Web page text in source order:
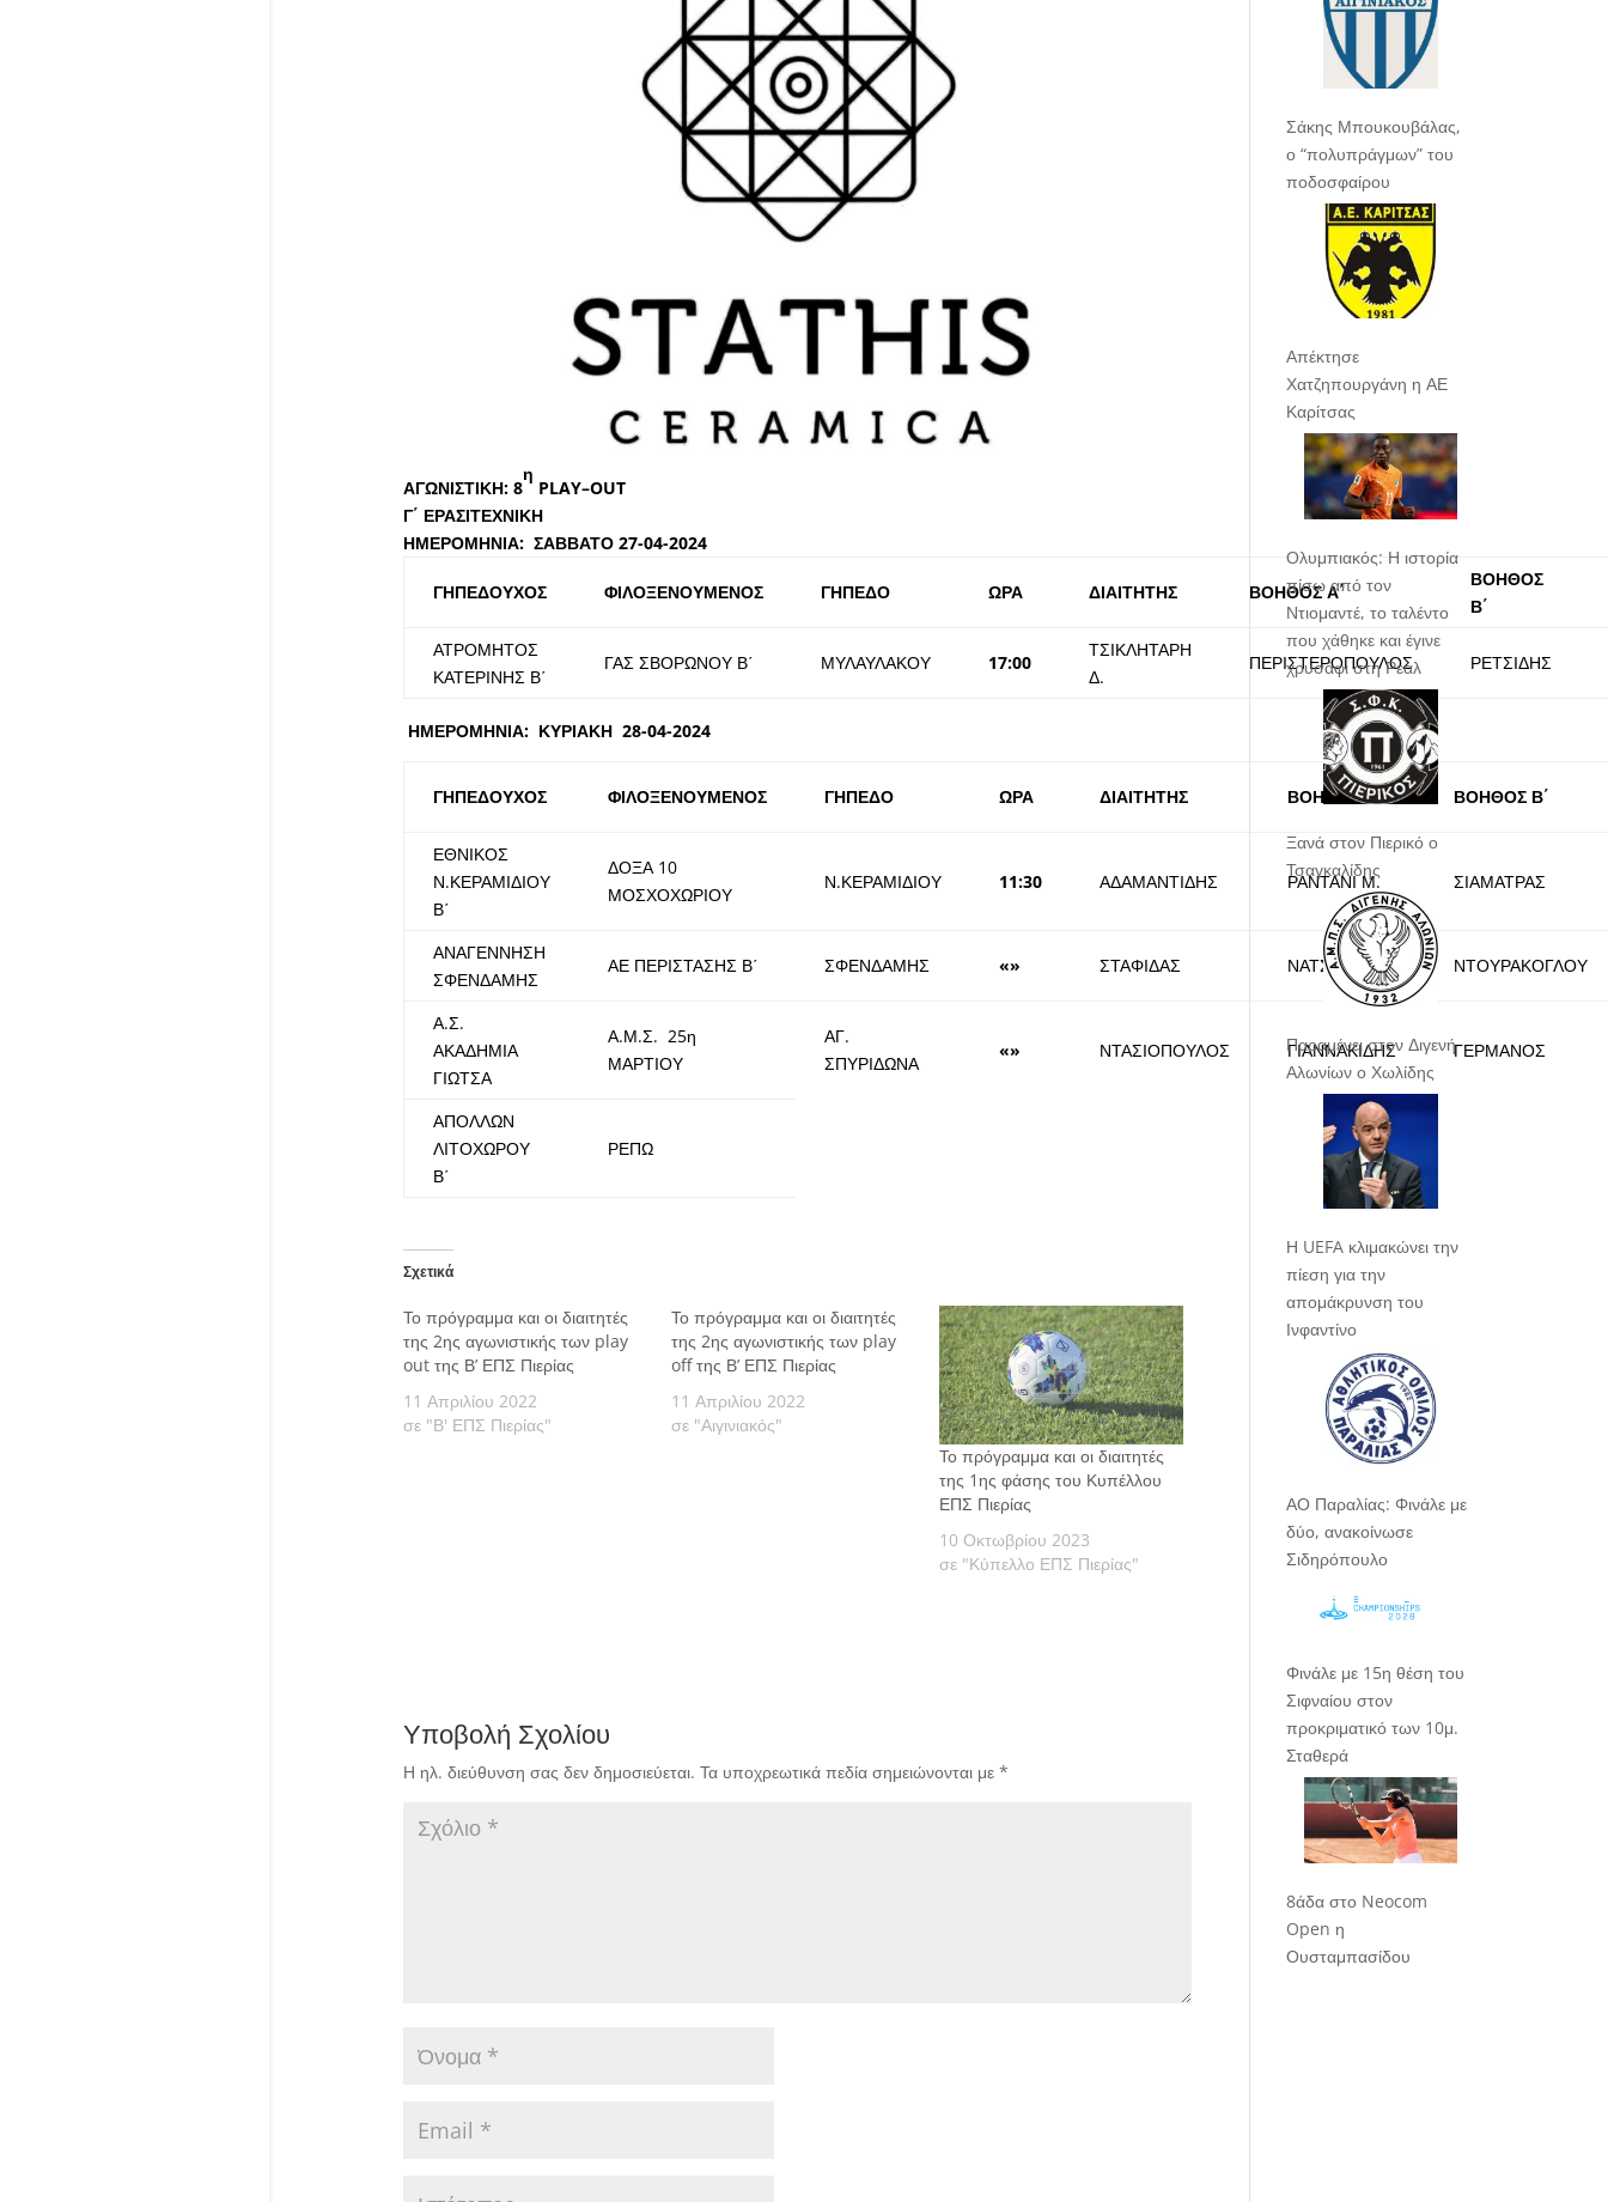
ΑΓΩΝΙΣΤΙΚΗ: 8
η
PLAY–OUT
Γ΄ ΕΡΑΣΙΤΕΧΝΙΚΗ
ΗΜΕΡΟΜΗΝΙΑ: ΣΑΒΒΑΤΟ 27-04-2024
ΓΗΠΕΔΟΥΧΟΣ ΦΙΛΟΞΕΝΟΥΜΕΝΟΣ ΓΗΠΕΔΟ ΩΡΑ ΔΙΑΙΤΗΤΗΣ ΒΟΗΘΟΣ Α΄
ΒΟΗΘΟΣ
Β΄
ΑΤΡΟΜΗΤΟΣ
ΚΑΤΕΡΙΝΗΣ Β΄
ΓΑΣ ΣΒΟΡΩΝΟΥ Β΄ ΜΥΛΑΥΛΑΚΟΥ 17:00
ΤΣΙΚΛΗΤΑΡΗ
Δ.
ΠΕΡΙΣΤΕΡΟΠΟΥΛΟΣ ΡΕΤΣΙΔΗΣ
ΗΜΕΡΟΜΗΝΙΑ: ΚΥΡΙΑΚΗ 28-04-2024
ΓΗΠΕΔΟΥΧΟΣ ΦΙΛΟΞΕΝΟΥΜΕΝΟΣ ΓΗΠΕΔΟ ΩΡΑ ΔΙΑΙΤΗΤΗΣ ΒΟΗΘΟΣ Α΄ ΒΟΗΘΟΣ Β΄
ΕΘΝΙΚΟΣ
Ν.ΚΕΡΑΜΙΔΙΟΥ
Β΄
ΔΟΞΑ 10
ΜΟΣΧΟΧΩΡΙΟΥ
Ν.ΚΕΡΑΜΙΔΙΟΥ 11:30 ΑΔΑΜΑΝΤΙΔΗΣ ΡΑΝΤΑΝΙ Μ. ΣΙΑΜΑΤΡΑΣ
ΑΝΑΓΕΝΝΗΣΗ
ΣΦΕΝΔΑΜΗΣ
ΑΕ ΠΕΡΙΣΤΑΣΗΣ Β΄ ΣΦΕΝΔΑΜΗΣ «» ΣΤΑΦΙΔΑΣ ΝΑΤΣΙΟΣ ΝΤΟΥΡΑΚΟΓΛΟΥ
Α.Σ.
ΑΚΑΔΗΜΙΑ
ΓΙΩΤΣΑ
Α.Μ.Σ. 25η
ΜΑΡΤΙΟΥ
ΑΓ.
ΣΠΥΡΙΔΩΝΑ
«» ΝΤΑΣΙΟΠΟΥΛΟΣ ΓΙΑΝΝΑΚΙΔΗΣ ΓΕΡΜΑΝΟΣ
ΑΠΟΛΛΩΝ
ΛΙΤΟΧΩΡΟΥ
Β΄
ΡΕΠΩ
Σχετικά
Το πρόγραμμα και οι διαιτητές
της 2ης αγωνιστικής των play
out της Β’ ΕΠΣ Πιερίας
11 Απριλίου 2022
σε "Β' ΕΠΣ Πιερίας"
Το πρόγραμμα και οι διαιτητές
της 2ης αγωνιστικής των play
off της Β’ ΕΠΣ Πιερίας
11 Απριλίου 2022
σε "Αιγινιακός"
Το πρόγραμμα και οι διαιτητές
της 1ης φάσης του Κυπέλλου
ΕΠΣ Πιερίας
10 Οκτωβρίου 2023
σε "Κύπελλο ΕΠΣ Πιερίας"
Υποβολή Σχολίου
Η ηλ. διεύθυνση σας δεν δημοσιεύεται. Τα υποχρεωτικά πεδία σημειώνονται με *
Σάκης Μπουκουβάλας,
ο “πολυπράγμων” του
ποδοσφαίρου
Απέκτησε
Χατζηπουργάνη η ΑΕ
Καρίτσας
Ολυμπιακός: Η ιστορία
πίσω από τον
Ντιομαντέ, το ταλέντο
που χάθηκε και έγινε
χρυσάφι στη Ρεάλ
Ξανά στον Πιερικό ο
Τσαγκαλίδης
Παραμένει στον Διγενή
Αλωνίων ο Χωλίδης
Η UEFA κλιμακώνει την
πίεση για την
απομάκρυνση του
Ινφαντίνο
ΑΟ Παραλίας: Φινάλε με
δύο, ανακοίνωσε
Σιδηρόπουλο
Φινάλε με 15η θέση του
Σιφναίου στον
προκριματικό των 10μ.
Σταθερά
8άδα στο Neocom
Open η
Ουσταμπασίδου